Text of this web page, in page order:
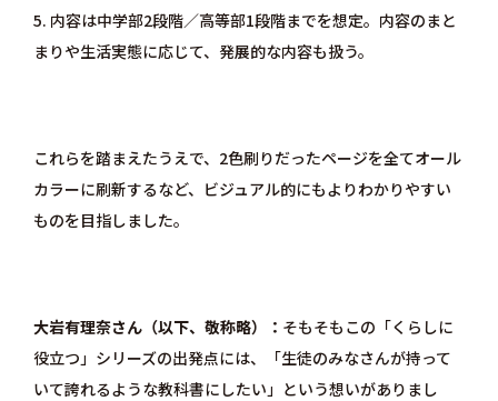
5. 内容は中学部2段階／高等部1段階までを想定。内容のまと
まりや生活実態に応じて、発展的な内容も扱う。
これらを踏まえたうえで、2色刷りだったページを全てオール
カラーに刷新するなど、ビジュアル的にもよりわかりやすい
ものを目指しました。
大岩有理奈さん（以下、敬称略）
そもそもこの「くらしに
役立つ」シリーズの出発点には、「生徒のみなさんが持って
いて誇れるような教科書にしたい」という想いがありまし